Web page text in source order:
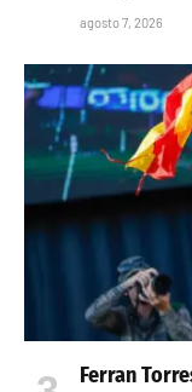
agosto 7, 2026
Ferran